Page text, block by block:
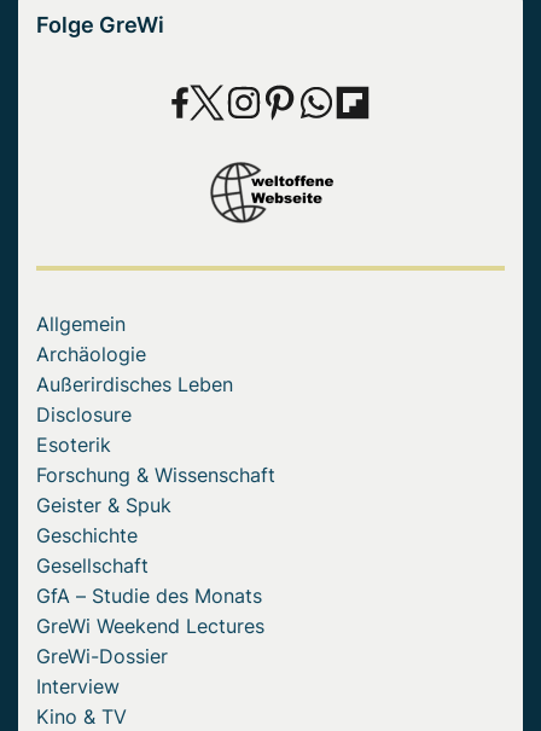
Folge GreWi
Allgemein
Archäologie
Außerirdisches Leben
Disclosure
Esoterik
Forschung & Wissenschaft
Geister & Spuk
Geschichte
Gesellschaft
GfA – Studie des Monats
GreWi Weekend Lectures
GreWi-Dossier
Interview
Kino & TV